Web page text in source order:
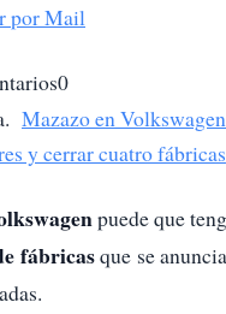
por Mail
Mazazo en
y cerrar cuatro fábricas
puede que
fábricasque se